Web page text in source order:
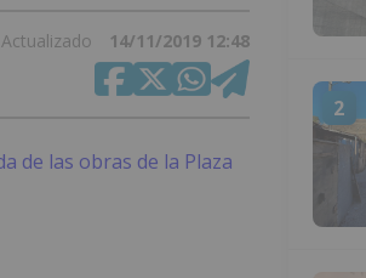
Actualizado 14/11/2019 12:48
2